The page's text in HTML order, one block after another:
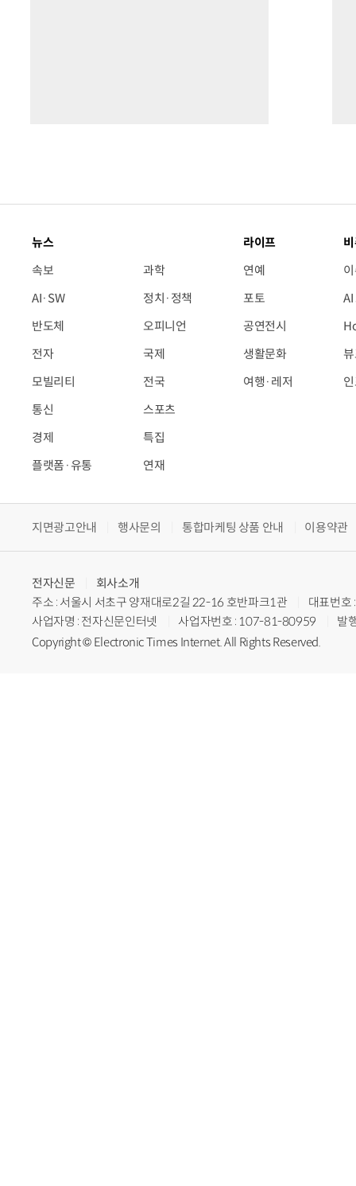
뉴스
속보
AI·SW
반도체
전자
모빌리티
통신
경제
플랫폼·유통
과학
정치·정책
오피니언
국제
전국
스포츠
특집
연재
라이프
연예
포토
공연전시
생활문화
여행·레저
지면광고안내 행사문의 통합마케팅 상품 안내 이용약관
전자신문
회사소개
주소 : 서울시 서초구 양재대로2길 22-16 호반파크1관
대표번
사업자명 : 전자신문인터넷
사업자번호 : 107-81-80959
발
Copyright © Electronic Times Internet. All Rights Reserved.